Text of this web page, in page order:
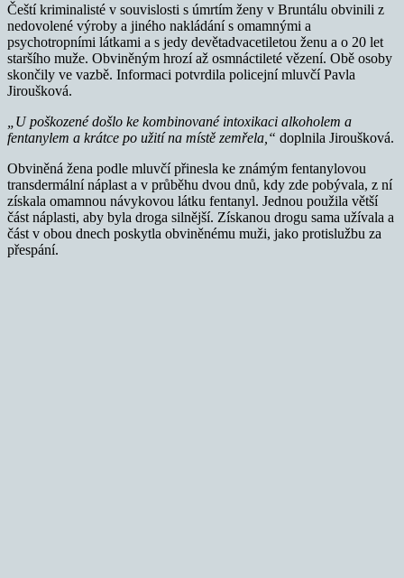
Čeští kriminalisté v souvislosti s úmrtím ženy v Bruntálu obvinili z
nedovolené výroby a jiného nakládání s omamnými a
psychotropními látkami a s jedy devětadvacetiletou ženu a o 20 let
staršího muže. Obviněným hrozí až osmnáctileté vězení. Obě osoby
skončily ve vazbě. Informaci potvrdila policejní mluvčí Pavla
Jiroušková.
„U poškozené došlo ke kombinované intoxikaci alkoholem a
fentanylem a krátce po užití na místě zemřela,“ doplnila Jiroušková.
Obviněná žena podle mluvčí přinesla ke známým fentanylovou
transdermální náplast a v průběhu dvou dnů, kdy zde pobývala, z ní
získala omamnou návykovou látku fentanyl. Jednou použila větší
část náplasti, aby byla droga silnější. Získanou drogu sama užívala a
část v obou dnech poskytla obviněnému muži, jako protislužbu za
přespání.